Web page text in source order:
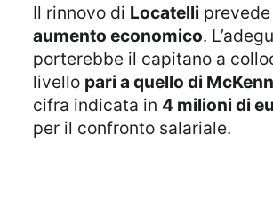
Il rinnovo di Locatelli
aumento economico.
porterebbe il capitano a
livello pari a quello di
cifra indicata in 4 milioni di
per il confronto salariale.